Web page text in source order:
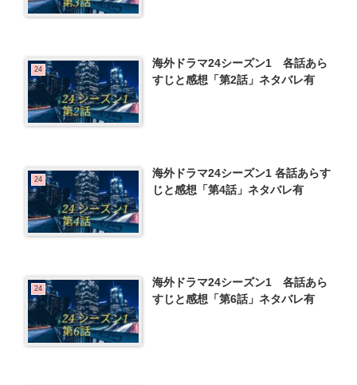
24
海外ドラマ24シーズン1 各話あら
すじと感想「第2話」ネタバレ有
24
海外ドラマ24シーズン1 各話あらす
じと感想「第4話」ネタバレ有
24
海外ドラマ24シーズン1 各話あら
すじと感想「第6話」ネタバレ有